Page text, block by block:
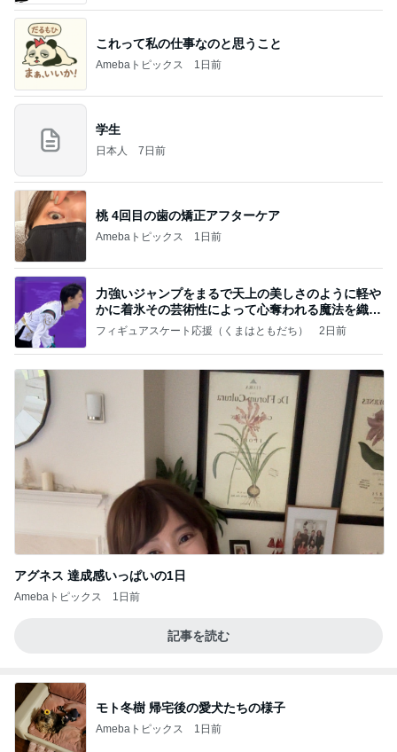
これって私の仕事なのと思うこと
Amebaトピックス 1日前
学生
日本人 7日前
桃 4回目の歯の矯正アフターケア
Amebaトピックス 1日前
力強いジャンプをまるで天上の美しさのように軽や
かに着氷その芸術性によって心奪われる魔法を織り
なす
フィギュアスケート応援（くまはともだち） 2日前
アグネス 達成感いっぱいの1日
Amebaトピックス 1日前
記事を読む
モト冬樹 帰宅後の愛犬たちの様子
Amebaトピックス 1日前